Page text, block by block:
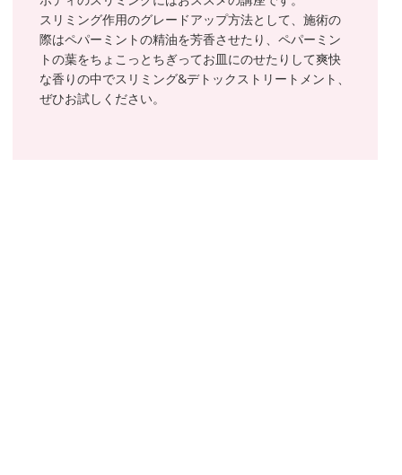
スリミング作用のグレードアップ方法として、施術の
際はペパーミントの精油を芳香させたり、ペパーミン
トの葉をちょこっとちぎってお皿にのせたりして爽快
な香りの中でスリミング&デトックストリートメント、
ぜひお試しください。